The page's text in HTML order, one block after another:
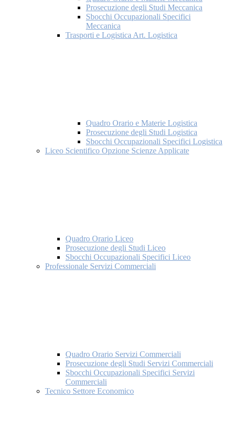
Prosecuzione degli Studi Meccanica
Sbocchi Occupazionali Specifici
Meccanica
Trasporti e Logistica Art. Logistica
Quadro Orario e Materie Logistica
Prosecuzione degli Studi Logistica
Sbocchi Occupazionali Specifici Logistica
Liceo Scientifico Opzione Scienze Applicate
Quadro Orario Liceo
Prosecuzione degli Studi Liceo
Sbocchi Occupazionali Specifici Liceo
Professionale Servizi Commerciali
Quadro Orario Servizi Commerciali
Prosecuzione degli Studi Servizi Commerciali
Sbocchi Occupazionali Specifici Servizi
Commerciali
Tecnico Settore Economico